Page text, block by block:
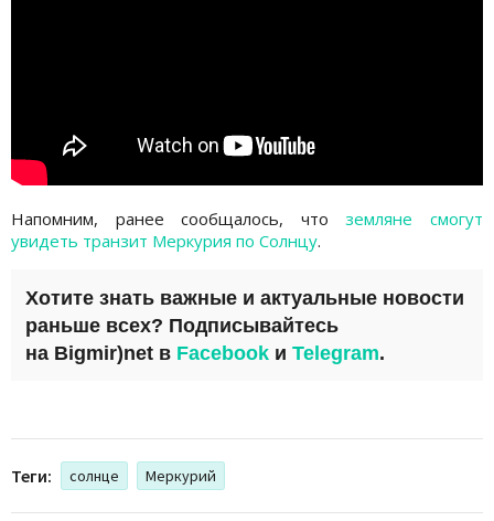
Напомним, ранее сообщалось, чтоземляне смогут
увидеть транзит Меркурия по Солнцу.
Хотите знать важные и актуальные новости
раньше всех? Подписывайтесь
на Bigmir)net в Facebook и Telegram.
Теги: солнце Меркурий